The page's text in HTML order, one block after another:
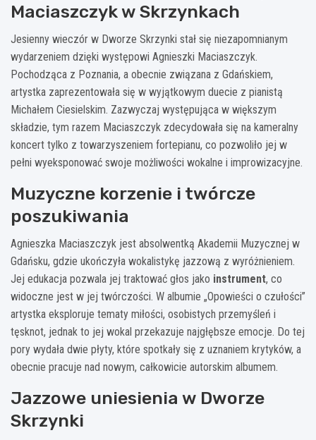
Maciaszczyk w Skrzynkach
Jesienny wieczór w Dworze Skrzynki stał się niezapomnianym
wydarzeniem dzięki występowi Agnieszki Maciaszczyk.
Pochodząca z Poznania, a obecnie związana z Gdańskiem,
artystka zaprezentowała się w wyjątkowym duecie z pianistą
Michałem Ciesielskim. Zazwyczaj występująca w większym
składzie, tym razem Maciaszczyk zdecydowała się na kameralny
koncert tylko z towarzyszeniem fortepianu, co pozwoliło jej w
pełni wyeksponować swoje możliwości wokalne i improwizacyjne.
Muzyczne korzenie i twórcze
poszukiwania
Agnieszka Maciaszczyk jest absolwentką Akademii Muzycznej w
Gdańsku, gdzie ukończyła wokalistykę jazzową z wyróżnieniem.
Jej edukacja pozwala jej traktować głos jako instrument, co
widoczne jest w jej twórczości. W albumie „Opowieści o czułości”
artystka eksploruje tematy miłości, osobistych przemyśleń i
tęsknot, jednak to jej wokal przekazuje najgłębsze emocje. Do tej
pory wydała dwie płyty, które spotkały się z uznaniem krytyków, a
obecnie pracuje nad nowym, całkowicie autorskim albumem.
Jazzowe uniesienia w Dworze
Skrzynki